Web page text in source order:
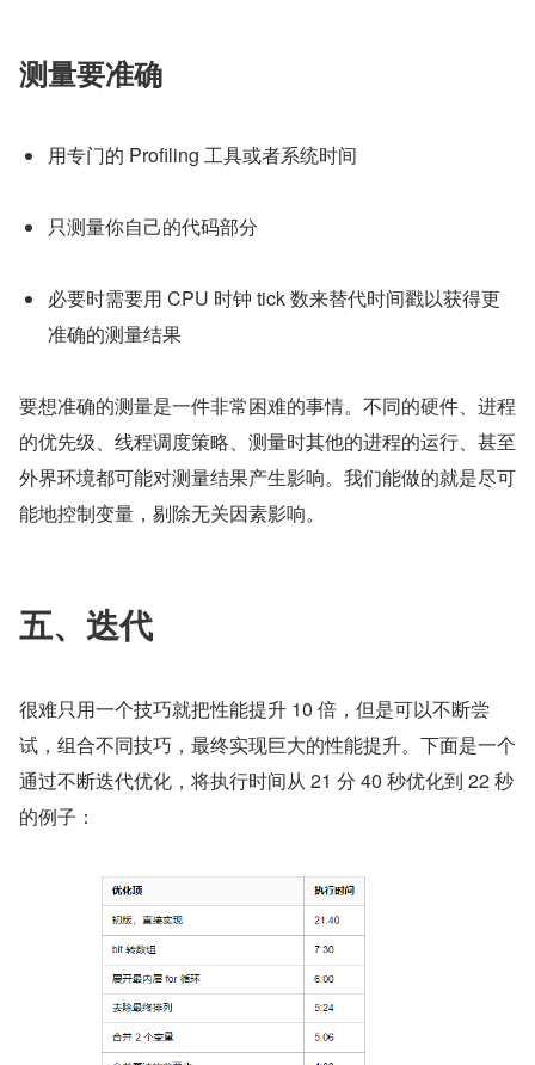
测量要准确
用专门的 Profiling 工具或者系统时间
只测量你自己的代码部分
必要时需要用 CPU 时钟 tick 数来替代时间戳以获得更
准确的测量结果
要想准确的测量是一件非常困难的事情。不同的硬件、进程
的优先级、线程调度策略、测量时其他的进程的运行、甚至
外界环境都可能对测量结果产生影响。我们能做的就是尽可
能地控制变量，剔除无关因素影响。
五、迭代
很难只用一个技巧就把性能提升 10 倍，但是可以不断尝
试，组合不同技巧，最终实现巨大的性能提升。下面是一个
通过不断迭代优化，将执行时间从 21 分 40 秒优化到 22 秒
的例子：